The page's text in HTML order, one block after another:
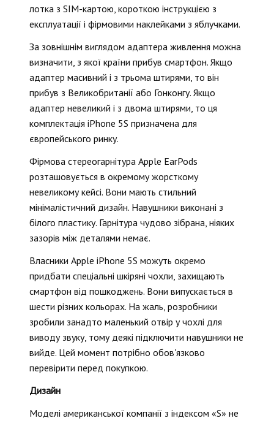
лотка з SIM-картою, короткою інструкцією з
експлуатації і фірмовими наклейками з яблучками.
За зовнішнім виглядом адаптера живлення можна
визначити, з якої країни прибув смартфон. Якщо
адаптер масивний і з трьома штирями, то він
прибув з Великобританії або Гонконгу. Якщо
адаптер невеликий і з двома штирями, то ця
комплектація iPhone 5S призначена для
європейського ринку.
Фірмова стереогарнітура Apple EarPods
розташовується в окремому жорсткому
невеликому кейсі. Вони мають стильний
мінімалістичний дизайн. Навушники виконані з
білого пластику. Гарнітура чудово зібрана, ніяких
зазорів між деталями немає.
Власники Apple iPhone 5S можуть окремо
придбати спеціальні шкіряні чохли, захищають
смартфон від пошкоджень. Вони випускається в
шести різних кольорах. На жаль, розробники
зробили занадто маленький отвір у чохлі для
виводу звуку, тому деякі підключити навушники не
вийде. Цей момент потрібно обов'язково
перевірити перед покупкою.
Дизайн
Моделі американської компанії з індексом «S» не